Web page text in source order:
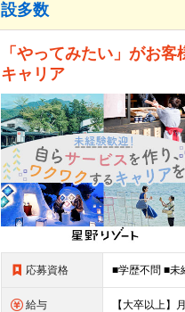
設多数
「やってみたい」がお
キャリア
応募資格
給与